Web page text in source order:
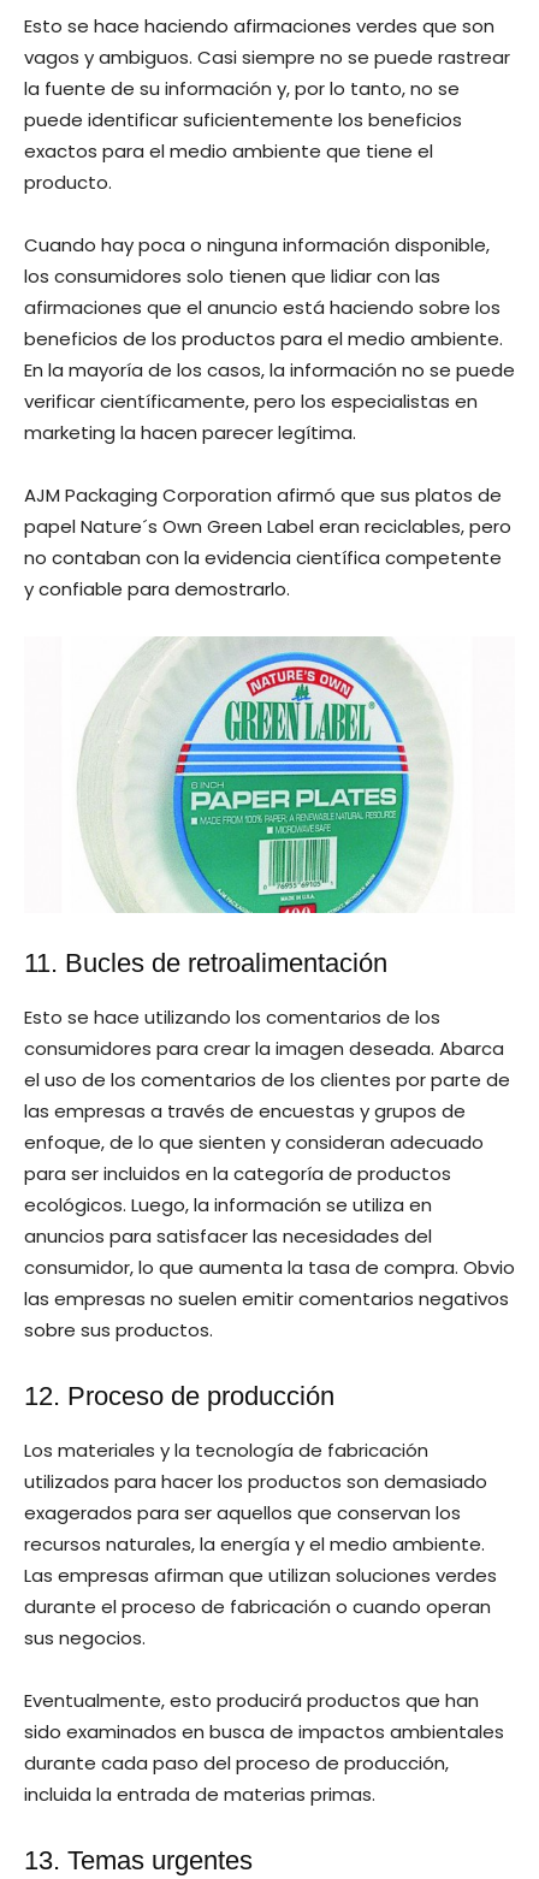
Esto se hace haciendo afirmaciones verdes que son
vagos y ambiguos. Casi siempre no se puede rastrear
la fuente de su información y, por lo tanto, no se
puede identificar suficientemente los beneficios
exactos para el medio ambiente que tiene el
producto.
Cuando hay poca o ninguna información disponible,
los consumidores solo tienen que lidiar con las
afirmaciones que el anuncio está haciendo sobre los
beneficios de los productos para el medio ambiente.
En la mayoría de los casos, la información no se puede
verificar científicamente, pero los especialistas en
marketing la hacen parecer legítima.
AJM Packaging Corporation afirmó que sus platos de
papel Nature´s Own Green Label eran reciclables, pero
no contaban con la evidencia científica competente
y confiable para demostrarlo.
11. Bucles de retroalimentación
Esto se hace utilizando los comentarios de los
consumidores para crear la imagen deseada. Abarca
el uso de los comentarios de los clientes por parte de
las empresas a través de encuestas y grupos de
enfoque, de lo que sienten y consideran adecuado
para ser incluidos en la categoría de productos
ecológicos. Luego, la información se utiliza en
anuncios para satisfacer las necesidades del
consumidor, lo que aumenta la tasa de compra. Obvio
las empresas no suelen emitir comentarios negativos
sobre sus productos.
12. Proceso de producción
Los materiales y la tecnología de fabricación
utilizados para hacer los productos son demasiado
exagerados para ser aquellos que conservan los
recursos naturales, la energía y el medio ambiente.
Las empresas afirman que utilizan soluciones verdes
durante el proceso de fabricación o cuando operan
sus negocios.
Eventualmente, esto producirá productos que han
sido examinados en busca de impactos ambientales
durante cada paso del proceso de producción,
incluida la entrada de materias primas.
13. Temas urgentes